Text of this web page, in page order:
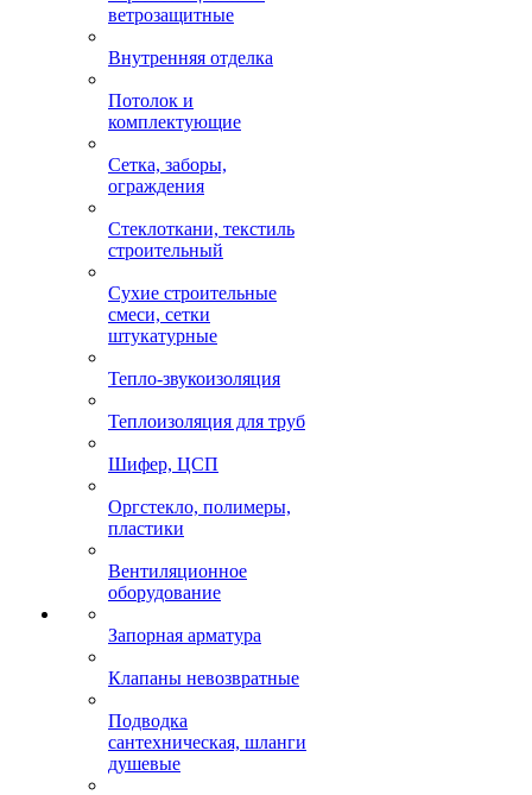
ветрозащитные
Внутренняя отделка
Потолок и
комплектующие
Сетка, заборы,
ограждения
Стеклоткани, текстиль
строительный
Сухие строительные
смеси, сетки
штукатурные
Тепло-звукоизоляция
Теплоизоляция для труб
Шифер, ЦСП
Оргстекло, полимеры,
пластики
Вентиляционное
оборудование
Запорная арматура
Клапаны невозвратные
Подводка
сантехническая, шланги
душевые